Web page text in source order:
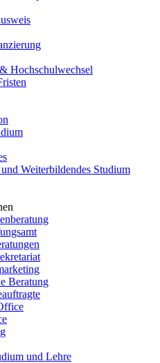
Hochschulwechsel
Weiterbildendes Studium
Beratung
und Lehre